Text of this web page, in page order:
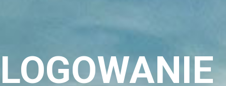
LOGOWANIE